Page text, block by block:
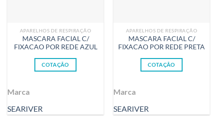
APARELHOS DE RESPIRAÇÃO
MASCARA FACIAL C/
FIXACAO POR REDE AZUL
COTAÇÃO
Marca
SEARIVER
APARELHOS DE RESPIRAÇÃO
MASCARA FACIAL C/
FIXACAO POR REDE PRETA
COTAÇÃO
Marca
SEARIVER